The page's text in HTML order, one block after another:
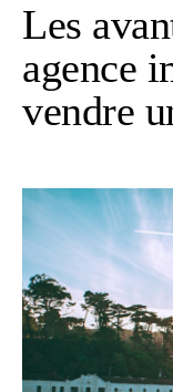
Les
agence
vendre